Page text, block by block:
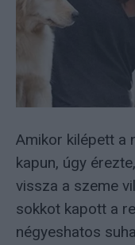
Amikor kilépett a
kapun, úgy
vissza a szeme
sokkot kapott a
négyeshatos